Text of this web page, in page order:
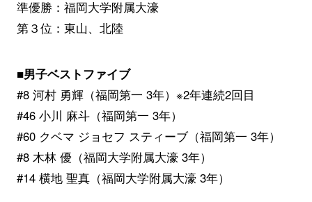
準優勝：福岡大学附属大濠
第３位：東山、北陸
■男子ベストファイブ
#8 河村 勇輝（福岡第一 3年）※2年連続2回目
#46 小川 麻斗（福岡第一 3年）
#60 クベマ ジョセフ スティーブ（福岡第一 3年）
#8 木林 優（福岡大学附属大濠 3年）
#14 横地 聖真（福岡大学附属大濠 3年）